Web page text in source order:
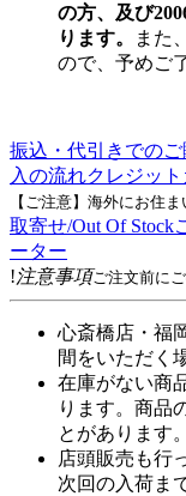
の方、及び
ります。
また
ので、予めご
振込・代引きでの
入の流れクレジッ
【ご注意】海外にお住
取寄せ/Out Of Stock
ーター
!注意事項ご注文前に
心斎橋店・福
間をいただく
在庫がない商
ります。商品
とがあります。
店頭販売も行
次回の入荷ま